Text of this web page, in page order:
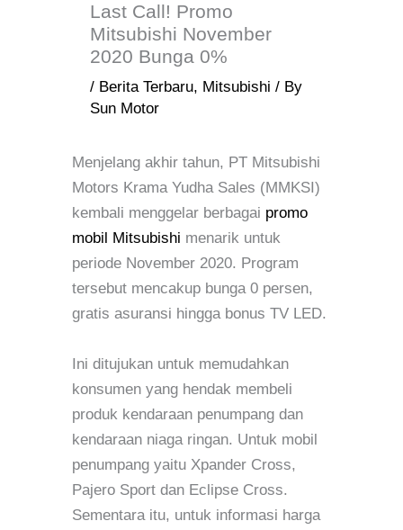
Last Call! Promo
Mitsubishi November
2020 Bunga 0%
/ Berita Terbaru, Mitsubishi / By
Sun Motor
Menjelang akhir tahun, PT Mitsubishi
Motors Krama Yudha Sales (MMKSI)
kembali menggelar berbagai promo
mobil Mitsubishi menarik untuk
periode November 2020. Program
tersebut mencakup bunga 0 persen,
gratis asuransi hingga bonus TV LED.
Ini ditujukan untuk memudahkan
konsumen yang hendak membeli
produk kendaraan penumpang dan
kendaraan niaga ringan. Untuk mobil
penumpang yaitu Xpander Cross,
Pajero Sport dan Eclipse Cross.
Sementara itu, untuk informasi harga